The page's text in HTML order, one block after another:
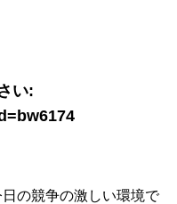
い:
の競争の激しい環境で